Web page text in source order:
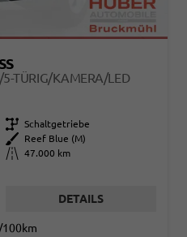
5-TÜRIG/KAMERA/LED
Getriebe Schaltgetriebe
Außenfarbe
Reef Blue (M)
Kilometerstand
47.000 km
DETAILS